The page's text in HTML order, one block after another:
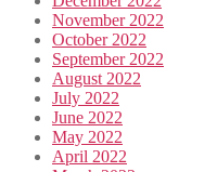
November 2022
October 2022
September 2022
August 2022
July 2022
June 2022
May 2022
April 2022